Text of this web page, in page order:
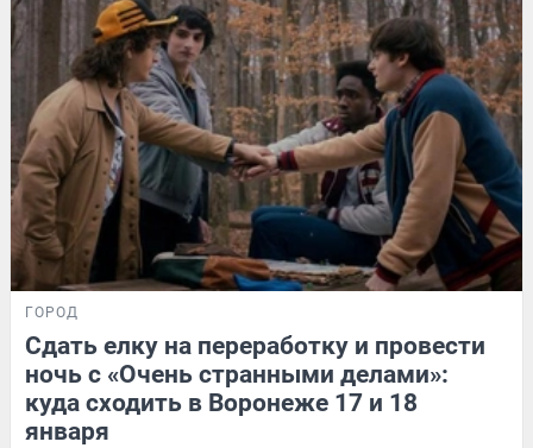
ГОРОД
Сдать елку на переработку и провести
ночь с «Очень странными делами»:
куда сходить в Воронеже 17 и 18
января